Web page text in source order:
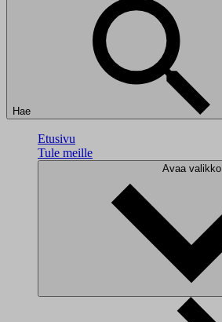
Hae
Etusivu
Tule meille
Avaa valikko